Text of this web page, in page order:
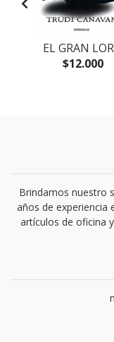
EL GRAN
$12.000
Brindamos nuestro
años de experiencia
artículos de oficina